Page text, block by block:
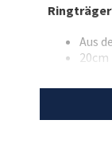
Aus
20cm
Mit dem